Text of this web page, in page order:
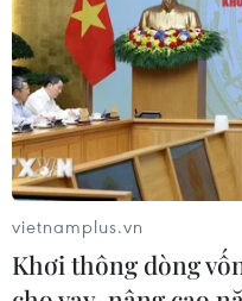
vietnamplus.vn
Khơi thông dòng